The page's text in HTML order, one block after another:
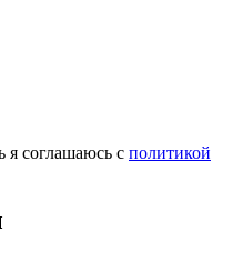
я соглашаюсь с политикой